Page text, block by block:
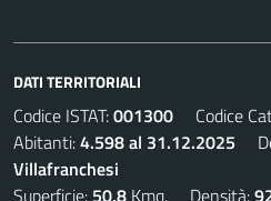
DATI TERRITORIALI
Codice ISTAT:001300 Codice
Abitanti:4.598 al 31.12.2025
Villafranchesi
Superficie: 50,8 Kmq. Densità: